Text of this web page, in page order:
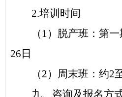
2.培训时间
（ 1）脱产班： 第一
26 日
（2）周末班：约2
九、咨询及报名方